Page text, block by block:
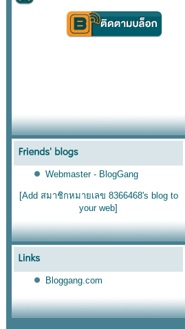
Webmaster - BlogGang
[Add สมาชิกหมายเลข 8366468's blog to
your web]
Bloggang.com